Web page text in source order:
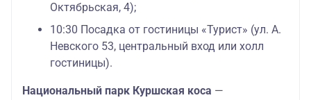
Октябрьская, 4);
10:30 Посадка от гостиницы «Турист» (ул. А.
Невского 53, центральный вход или холл
гостиницы).
Национальный парк Куршская коса —